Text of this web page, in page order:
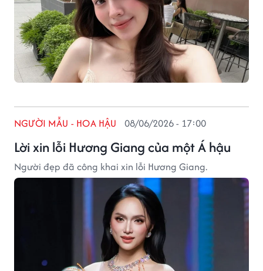
Lời xin lỗi Hương Giang của một Á hậu
NGƯỜI MẪU - HOA HẬU 08/06/2026 - 17:00
Người đẹp đã công khai xin lỗi Hương Giang.